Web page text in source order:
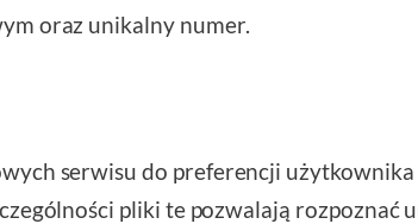
oraz unikalny numer.
serwisu do preferencji
pliki te pozwalają rozpoznać